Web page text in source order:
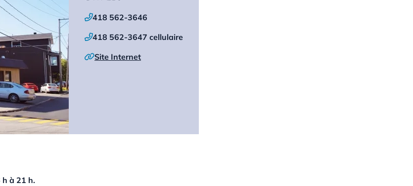
418 562-3646
418 562-3647 cellulaire
Site Internet
h à 21 h.